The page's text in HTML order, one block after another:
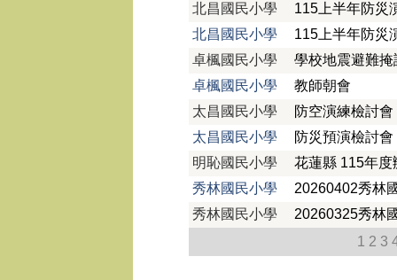
北昌國民小學
115上半年防災
北昌國民小學
115上半年防災
卓楓國民小學
學校地震避難
卓楓國民小學
教師朝會
太昌國民小學
防空演練檢討會
太昌國民小學
防災預演檢討會
明恥國民小學
花蓮縣 115年
秀林國民小學
20260402秀林
秀林國民小學
20260325秀林
1 2 3